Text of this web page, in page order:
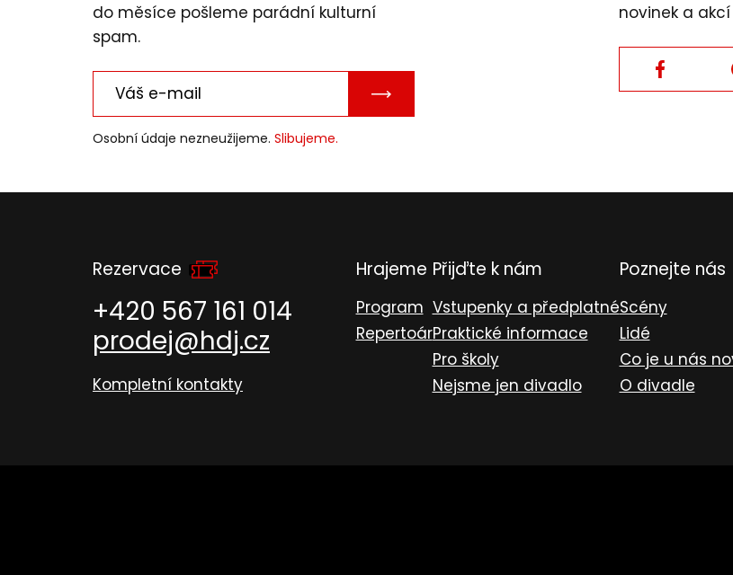
do měsíce pošleme parádní kulturní
spam.
POTVRDIT
E-
Osobní údaje nezneužijeme. Slibujeme.
novinek a
Facebook
Rezervace
+420 567 161 014
prodej@hdj.cz
Kompletní kontakty
Hrajeme
Program
Repertoár
Přijďte k nám
Vstupenky a předplatné
Praktické informace
Pro školy
Nejsme jen divadlo
Poznejte nás
Scény
Lidé
Co je u nás
O divadle